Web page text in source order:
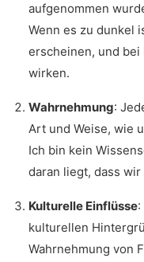
aufgenommen
Wenn es zu dunkel
erscheinen, und
wirken.
Wahrnehmung:
Art und Weise, wie
Ich bin kein
daran liegt, dass
Kulturelle Einflüsse
kulturellen
Wahrnehmung von